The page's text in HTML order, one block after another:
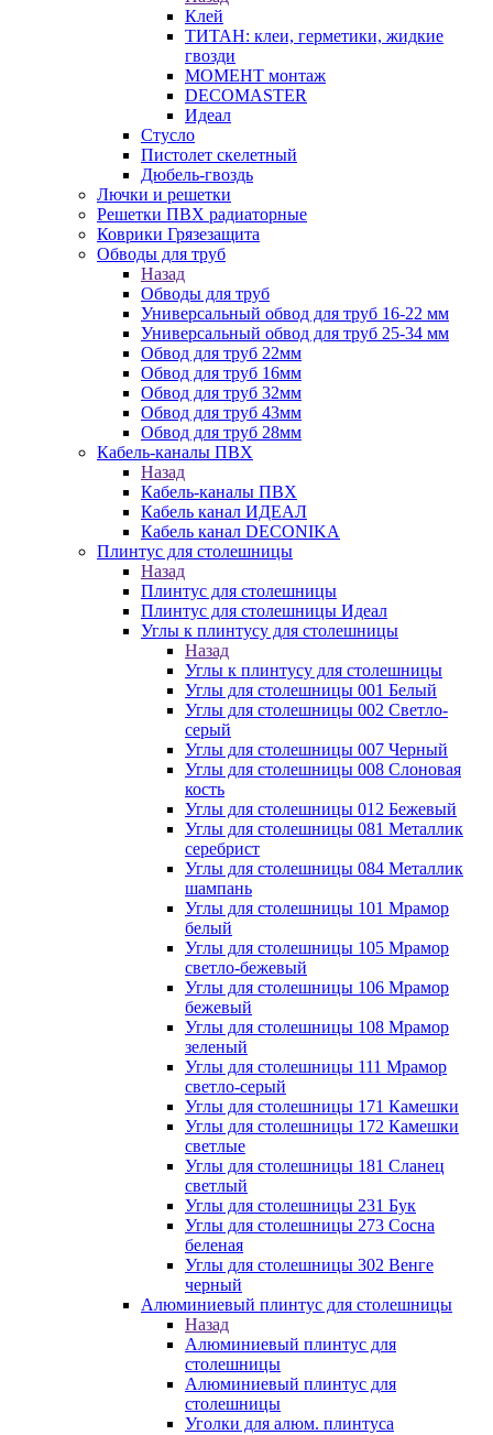
Клей
ТИТАН: клеи, герметики, жидкие
гвозди
МОМЕНТ монтаж
DECOMASTER
Идеал
Стусло
Пистолет скелетный
Дюбель-гвоздь
Лючки и решетки
Решетки ПВХ радиаторные
Коврики Грязезащита
Обводы для труб
Назад
Обводы для труб
Универсальный обвод для труб 16-22 мм
Универсальный обвод для труб 25-34 мм
Обвод для труб 22мм
Обвод для труб 16мм
Обвод для труб 32мм
Обвод для труб 43мм
Обвод для труб 28мм
Кабель-каналы ПВХ
Назад
Кабель-каналы ПВХ
Кабель канал ИДЕАЛ
Кабель канал DECONIKA
Плинтус для столешницы
Назад
Плинтус для столешницы
Плинтус для столешницы Идеал
Углы к плинтусу для столешницы
Назад
Углы к плинтусу для столешницы
Углы для столешницы 001 Белый
Углы для столешницы 002 Светло-
серый
Углы для столешницы 007 Черный
Углы для столешницы 008 Слоновая
кость
Углы для столешницы 012 Бежевый
Углы для столешницы 081 Металлик
серебрист
Углы для столешницы 084 Металлик
шампань
Углы для столешницы 101 Мрамор
белый
Углы для столешницы 105 Мрамор
светло-бежевый
Углы для столешницы 106 Мрамор
бежевый
Углы для столешницы 108 Мрамор
зеленый
Углы для столешницы 111 Мрамор
светло-серый
Углы для столешницы 171 Камешки
Углы для столешницы 172 Камешки
светлые
Углы для столешницы 181 Сланец
светлый
Углы для столешницы 231 Бук
Углы для столешницы 273 Сосна
беленая
Углы для столешницы 302 Венге
черный
Алюминиевый плинтус для столешницы
Назад
Алюминиевый плинтус для
столешницы
Алюминиевый плинтус для
столешницы
Уголки для алюм. плинтуса